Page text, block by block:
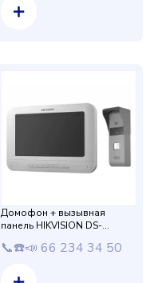
Домофон + вызывная
панель HIKVISION DS-
📞☎️📣 66 234 34 50